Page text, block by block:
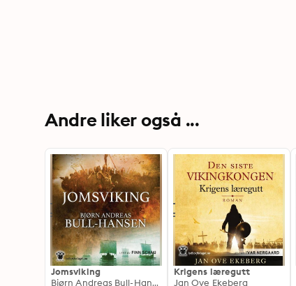
Andre liker også ...
Jomsviking
Bjørn Andreas Bull-Hansen
Krigens læregutt
Jan Ove Ekeberg